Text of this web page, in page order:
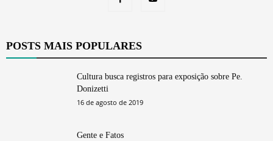
POSTS MAIS POPULARES
Cultura busca registros para exposição sobre Pe.
Donizetti
16 de agosto de 2019
Gente e Fatos